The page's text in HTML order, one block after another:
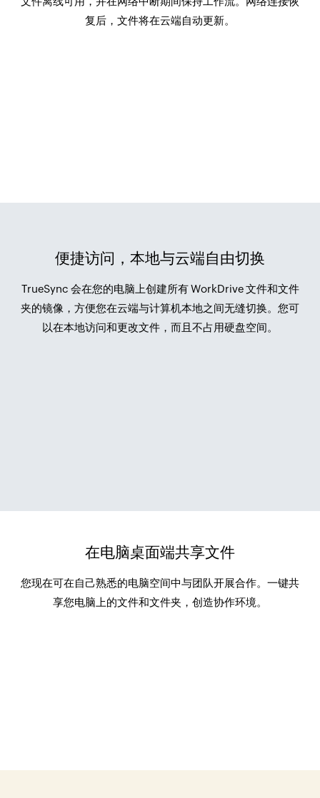
复后，文件将在云端自动更新。
便捷访问，本地与云端自由切换
TrueSync 会在您的电脑上创建所有 WorkDrive 文件和文件
夹的镜像，方便您在云端与计算机本地之间无缝切换。您可
以在本地访问和更改文件，而且不占用硬盘空间。
在电脑桌面端共享文件
您现在可在自己熟悉的电脑空间中与团队开展合作。一键共
享您电脑上的文件和文件夹，创造协作环境。